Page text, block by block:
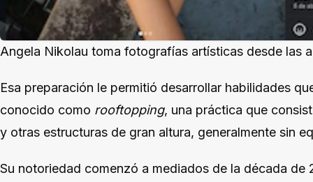
Angela Nikolau toma fotografías artísticas desde las
Esa preparación le permitió desarrollar habilidades
conocido como rooftopping, una práctica que
y otras estructuras de gran altura, generalmente sin
Su notoriedad comenzó a mediados de la década de